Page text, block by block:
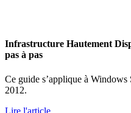
Infrastructure Hautement
pas à pas
Ce guide s’applique à
2012.
Lire l'article